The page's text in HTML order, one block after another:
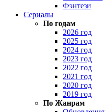
Фэнтези
Сериалы
По годам
2026 год
2025 год
2024 год
2023 год
2022 год
2021 год
2020 год
2019 год
По Жанрам